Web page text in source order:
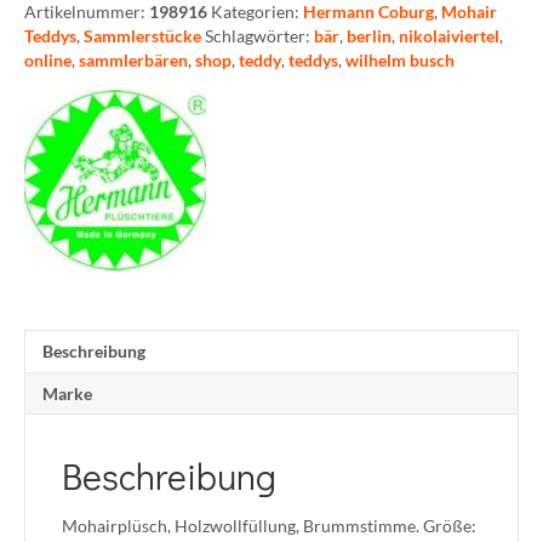
Artikelnummer: 198916 Kategorien: Hermann Coburg, Mohair
Teddys,SammlerstückeSchlagwörter: bär, berlin, nikolaiviertel,
online,sammlerbären,shop,teddy,teddys,wilhelm busch
Beschreibung
Marke
Beschreibung
Mohairplüsch, Holzwollfüllung, Brummstimme. Größe: